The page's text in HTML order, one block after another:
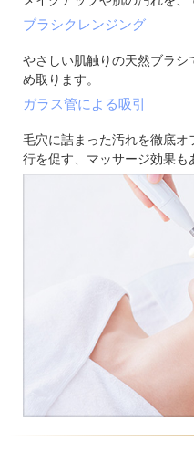
ブラシクレンジング
やさしい肌触りの天然ブラシ
め取ります。
ガラス管による吸引
毛穴に詰まった汚れを徹底オ
行を促す、マッサージ効果も